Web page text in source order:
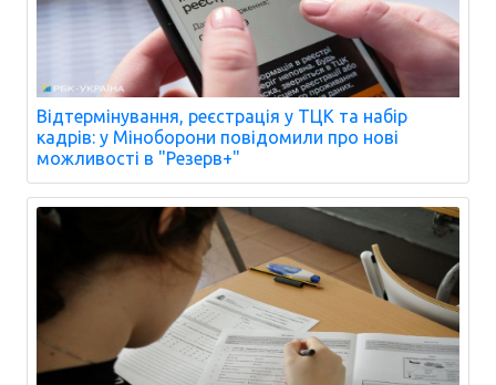
Відтермінування, реєстрація у ТЦК та набір
кадрів: у Міноборони повідомили про нові
можливості в "Резерв+"